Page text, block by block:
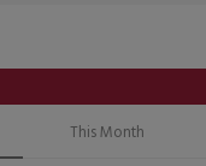
This Month